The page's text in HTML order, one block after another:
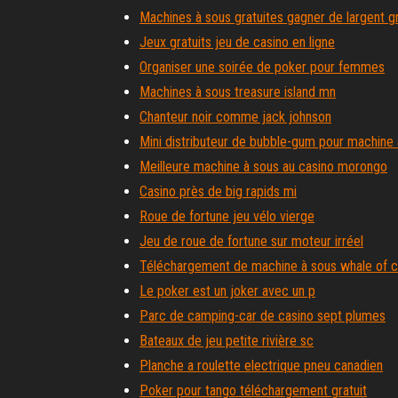
Machines à sous gratuites gagner de largent
Jeux gratuits jeu de casino en ligne
Organiser une soirée de poker pour femmes
Machines à sous treasure island mn
Chanteur noir comme jack johnson
Mini distributeur de bubble-gum pour machine
Meilleure machine à sous au casino morongo
Casino près de big rapids mi
Roue de fortune jeu vélo vierge
Jeu de roue de fortune sur moteur irréel
Téléchargement de machine à sous whale of
Le poker est un joker avec un p
Parc de camping-car de casino sept plumes
Bateaux de jeu petite rivière sc
Planche a roulette electrique pneu canadien
Poker pour tango téléchargement gratuit